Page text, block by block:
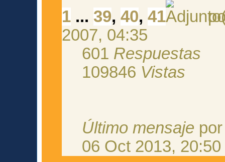
1 ... 39,40,41
2007, 04:35
601 Respuestas
109846 Vistas
Último mensaje
06 Oct 2013, 20:50